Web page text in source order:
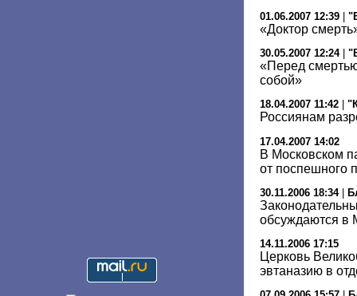
01.06.2007 12:39 |
«Доктор
30.05.2007 12:24|
«Перед
собой»
18.04.2007 11:42
Россиянам
17.04.2007 14:02
В Московском
от поспешного
30.11.2006 18:34|
обсуждаются в
14.11.2006 17:15
Церковь
эвтаназию в